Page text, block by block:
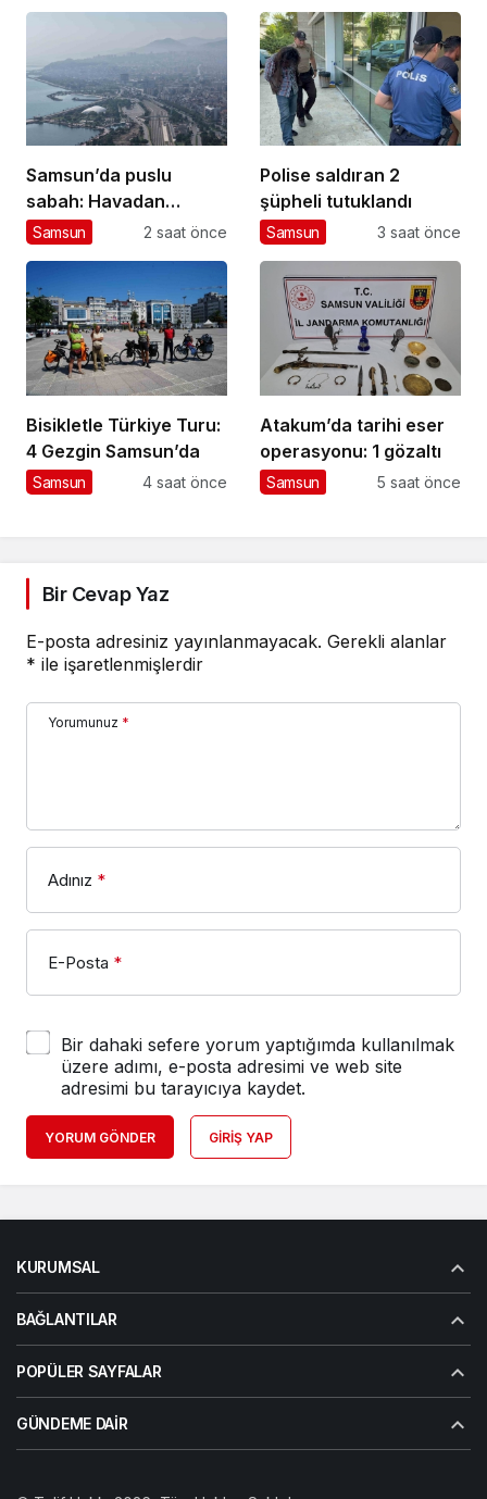
Samsun’da puslu
sabah: Havadan
görüntülendi
Samsun 2 saat önce
Polise saldıran 2
şüpheli tutuklandı
Samsun 3 saat önce
Bisikletle Türkiye Turu:
4 Gezgin Samsun’da
Samsun 4 saat önce
Atakum’da tarihi eser
operasyonu: 1 gözaltı
Samsun 5 saat önce
Bir Cevap Yaz
E-posta adresiniz yayınlanmayacak. Gerekli alanlar
* ile işaretlenmişlerdir
Yorumunuz *
Adınız *
E-Posta *
Bir dahaki sefere yorum yaptığımda kullanılmak
üzere adımı, e-posta adresimi ve web site
adresimi bu tarayıcıya kaydet.
YORUM GÖNDER GIRIŞ YAP
KURUMSAL
BAĞLANTILAR
POPÜLER SAYFALAR
GÜNDEME DAIR